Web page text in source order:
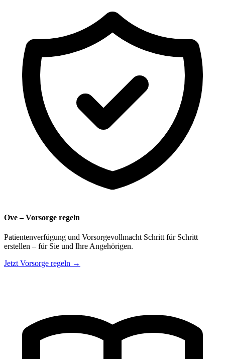
Ove – Vorsorge regeln
Patientenverfügung und Vorsorgevollmacht Schritt für Schritt
erstellen – für Sie und Ihre Angehörigen.
Jetzt Vorsorge regeln →